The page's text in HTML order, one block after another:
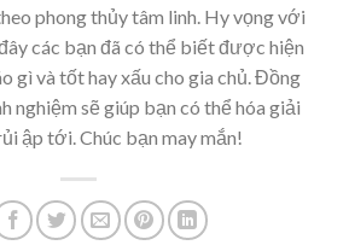
phong thủy tâm linh. Hy vọng với
các bạn đã có thể biết được hiện
gì và tốt hay xấu cho gia chủ. Đồng
nghiệm sẽ giúp bạn có thể hóa giải
ập tới. Chúc bạn may mắn!